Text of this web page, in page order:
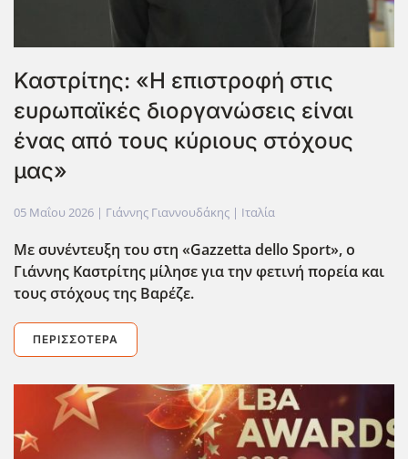
Καστρίτης: «Η επιστροφή στις
ευρωπαϊκές διοργανώσεις είναι
ένας από τους κύριους στόχους
μας»
05 Μαΐου 2026 | Γιάννης Γιαννουδάκης | Ιταλία
Με συνέντευξη του στη «Gazzetta dello Sport», ο
Γιάννης Καστρίτης μίλησε για την φετινή πορεία και
τους στόχους της Βαρέζε.
ΠΕΡΙΣΣΌΤΕΡΑ